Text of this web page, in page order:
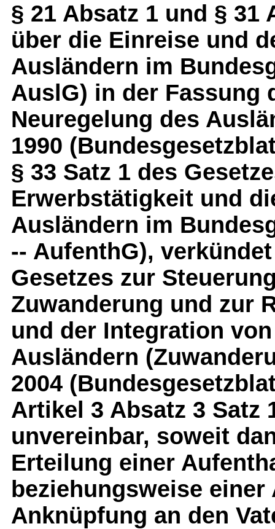
§ 21 Absatz 1 und § 31
über die Einreise und
Ausländern im
AuslG) in der Fassung
Neuregelung des
1990
§ 33 Satz 1 des
Erwerbstätigkeit und
Ausländern im
-- AufenthG),
Gesetzes zur
Zuwanderung und zur
und der Integration
Ausländern
2004
Artikel 3 Absatz 3 Satz
unvereinbar, soweit
Erteilung einer
beziehungsweise
Anknüpfung an den